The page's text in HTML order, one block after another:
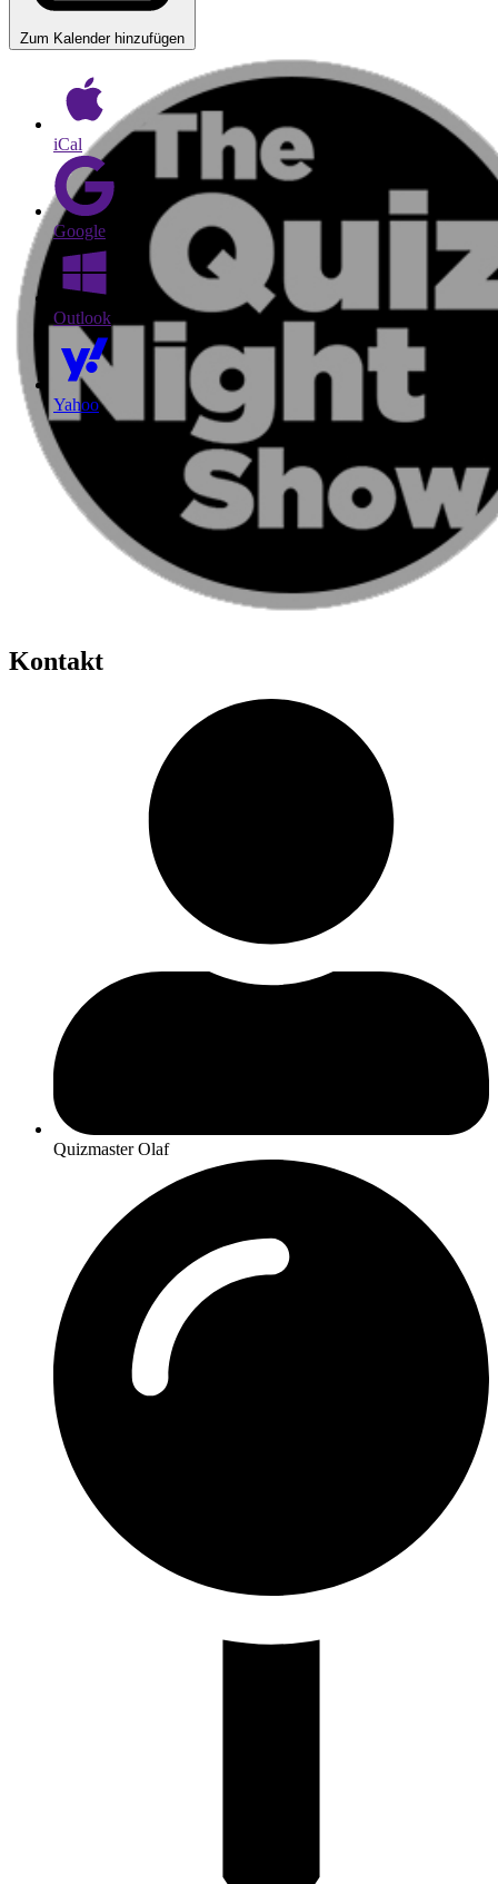
Zum Kalender hinzufügen
iCal
Google
Outlook
Yahoo
Kontakt
Quizmaster Olaf